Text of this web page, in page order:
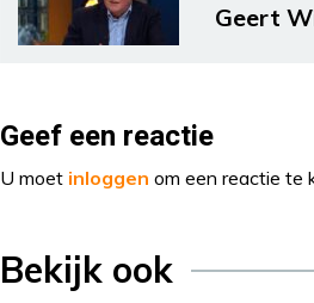
Geert
Geef een reactie
U moet inloggen om een reactie te
Bekijk ook